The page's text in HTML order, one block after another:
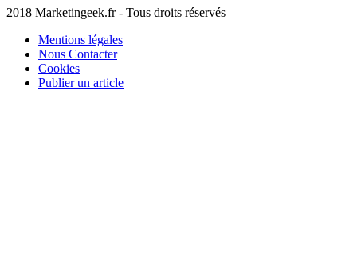
2018 Marketingeek.fr - Tous droits réservés
Mentions légales
Nous Contacter
Cookies
Publier un article